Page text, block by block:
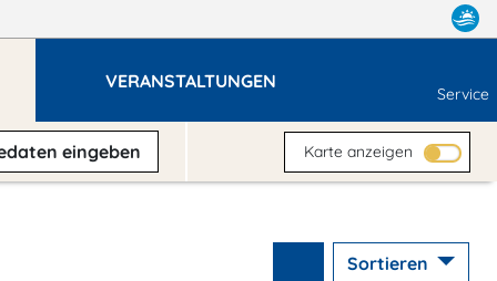
VERANSTALTUNGEN
Service
eingeben Karte anzeigen
Sortieren